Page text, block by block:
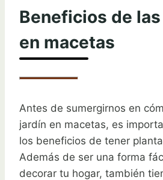
Beneficios de
en macetas
Antes de sumergirnos en
jardín en macetas, es
los beneficios de tener
Además de ser una forma
decorar tu hogar, también